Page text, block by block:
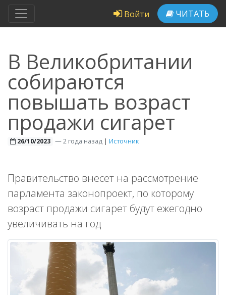
Войти ЧИТАТЬ
В Великобритании
собираются
повышать возраст
продажи сигарет
26/10/2023 —2 года назад | Источник
Правительство внесет на рассмотрение
парламента законопроект, по которому
возраст продажи сигарет будут ежегодно
увеличивать на год